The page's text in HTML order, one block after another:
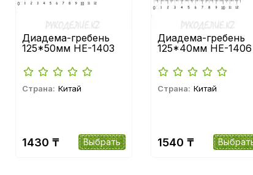
Диадема-гребень
125*50мм HE-1403
Страна: Китай
1430 ₸ Выбрать
Диадема-гребень
125*40мм HE-1406
Страна: Китай
1540 ₸